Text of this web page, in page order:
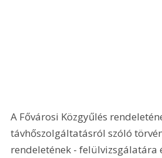
A Fővárosi Közgyűlés
távhőszolgáltatásról szóló
rendeletének - felülvizsgálatára